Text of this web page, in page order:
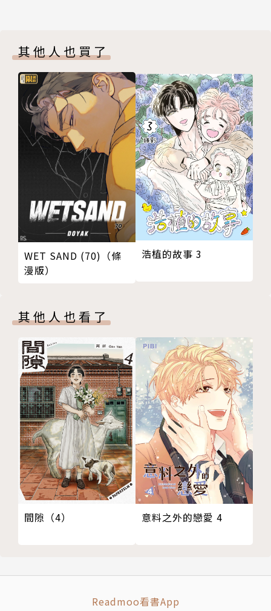
其他人也買了
WET SAND (70)（條
漫版）
浩植的故事 3
其他人也看了
間隙（4） 意料之外的戀愛 4
Readmoo看書App